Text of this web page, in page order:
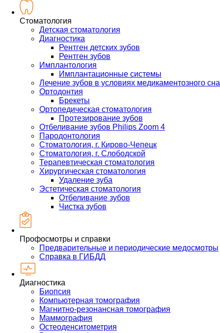
Стоматология
Детская стоматология
Диагностика
Рентген детских зубов
Рентген зубов
Имплантология
Имплантационные системы
Лечение зубов в условиях медикаментозного сна
Ортодонтия
Брекеты
Ортопедическая стоматология
Протезирование зубов
Отбеливание зубов Philips Zoom 4
Пародонтология
Стоматология, г. Кирово-Чепецк
Стоматология, г. Слободской
Терапевтическая стоматология
Хирургическая стоматология
Удаление зуба
Эстетическая стоматология
Отбеливание зубов
Чистка зубов
Профосмотры и справки
Предварительные и периодические медосмотры
Справка в ГИБДД
Диагностика
Биопсия
Компьютерная томография
Магнитно-резонансная томография
Маммография
Остеоденситометрия